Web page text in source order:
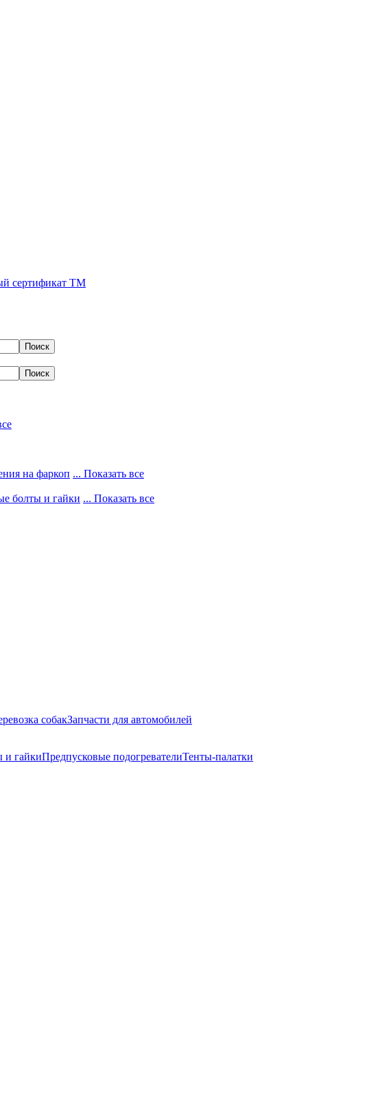
сертификат ТМ
на фаркоп ... Показать все
болты и гайки ... Показать все
собакЗапчасти для автомобилей
и гайкиПредпусковые подогревателиТенты-палатки